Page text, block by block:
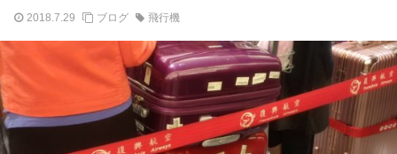
2018.7.29 ブログ 飛行機